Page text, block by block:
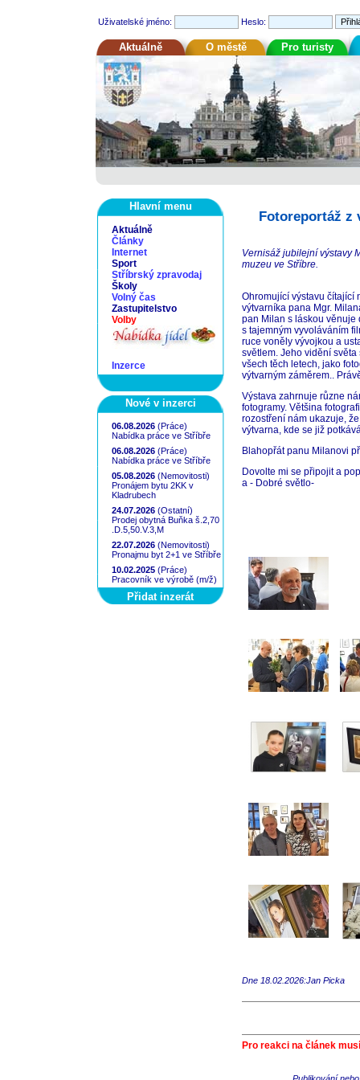
Uživatelské jméno: Heslo:
Aktuálně O městě Pro turisty
Hlavní menu
Aktuálně
Články
Internet
Sport
Stříbrský zpravodaj
Školy
Volný čas
Zastupitelstvo
Volby
Inzerce
Nové v inzerci
06.08.2026 (Práce)
Nabídka práce ve Stříbře
06.08.2026 (Práce)
Nabídka práce ve Stříbře
05.08.2026 (Nemovitosti)
Pronájem bytu 2KK v
Kladrubech
24.07.2026 (Ostatní)
Prodej obytná Buňka š.2,70
.D.5,50.V.3,M
22.07.2026 (Nemovitosti)
Pronajmu byt 2+1 ve Stříbře
10.02.2025 (Práce)
Pracovník ve výrobě (m/ž)
Přidat inzerát
Fotoreportáž z
Vernisáž jubilejní výstavy
muzeu ve Stříbre.
Ohromující výstavu čítající
výtvarníka pana Mgr.
pan Milan s láskou
s tajemným vyvoláváním
ruce voněly vývojkou a
světlem. Jeho vidění
všech těch letech, jako
výtvarným záměrem..
Výstava zahrnuje různe
fotogramy. Většina
rozostření nám ukazuje,
výtvarna, kde se již
Blahopřát panu Milanovi
Dovolte mi se připojit a
a - Dobré světlo-
Dne 18.02.2026:Jan Picka
Pro reakci na článek